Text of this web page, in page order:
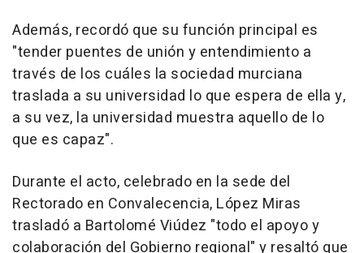
Además, recordó que su función principal es
"tender puentes de unión y entendimiento a
través de los cuáles la sociedad murciana
traslada a su universidad lo que espera de ella y,
a su vez, la universidad muestra aquello de lo
que es capaz".
Durante el acto, celebrado en la sede del
Rectorado en Convalecencia, López Miras
trasladó a Bartolomé Viúdez "todo el apoyo y
colaboración del Gobierno regional" y resaltó que